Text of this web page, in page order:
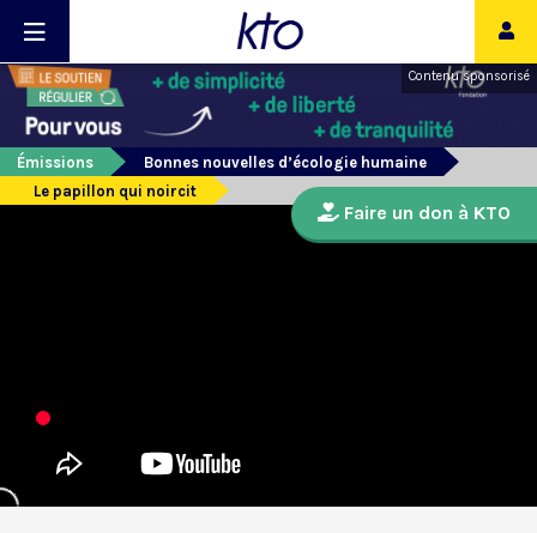
Contenu sponsorisé
Émissions
Bonnes nouvelles d’écologie humaine
Le papillon qui noircit
Faire un don à KTO